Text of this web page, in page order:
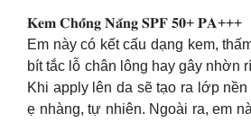
𝐊𝐞𝐦 𝐂𝐡𝐨̂́𝐧𝐠 𝐍𝐚̆́𝐧𝐠 𝐒𝐏𝐅 𝟓𝟎+ 𝐏𝐀+++
Em này có kết cấu dạng kem,
bít tắc lỗ chân lông hay gây nhờn
Khi apply lên da sẽ tạo ra lớp
ẹ nhàng, tự nhiên. Ngoài ra, em